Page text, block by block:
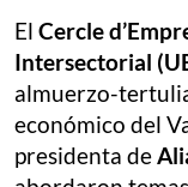
El Cercle
Intersectorial
almuerzo-
económico del
presidenta de